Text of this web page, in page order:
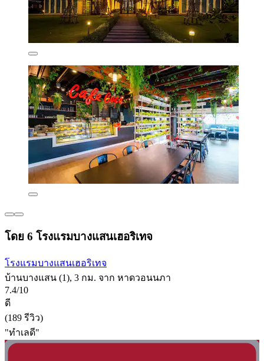
โดย 6 โรงแรมบางแสนเฮอริเทจ
โรงแรมบางแสนเฮอริเทจ
บ้านบางแสน (1), 3 กม. จาก หาดวอนนภา
7.4/10
ดี
(189 รีวิว)
"ทำเลดี"